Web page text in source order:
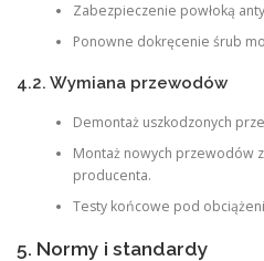
Zabezpieczenie powłoką
Ponowne dokręcenie śrub
4.2. Wymiana przewodów
Demontaż uszkodzonych
Montaż nowych przewodów
producenta.
Testy końcowe pod
5. Normy i standardy